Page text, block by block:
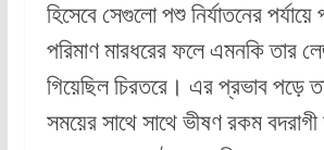
হিসেবে সেগুলো পশু নির্যাতনের
পরিমাণ মারধরের ফলে এমনকি তার
গিয়েছিল চিরতরে। এর প্রভাব পড়ে
সময়ের সাথে সাথে ভীষণ রকম